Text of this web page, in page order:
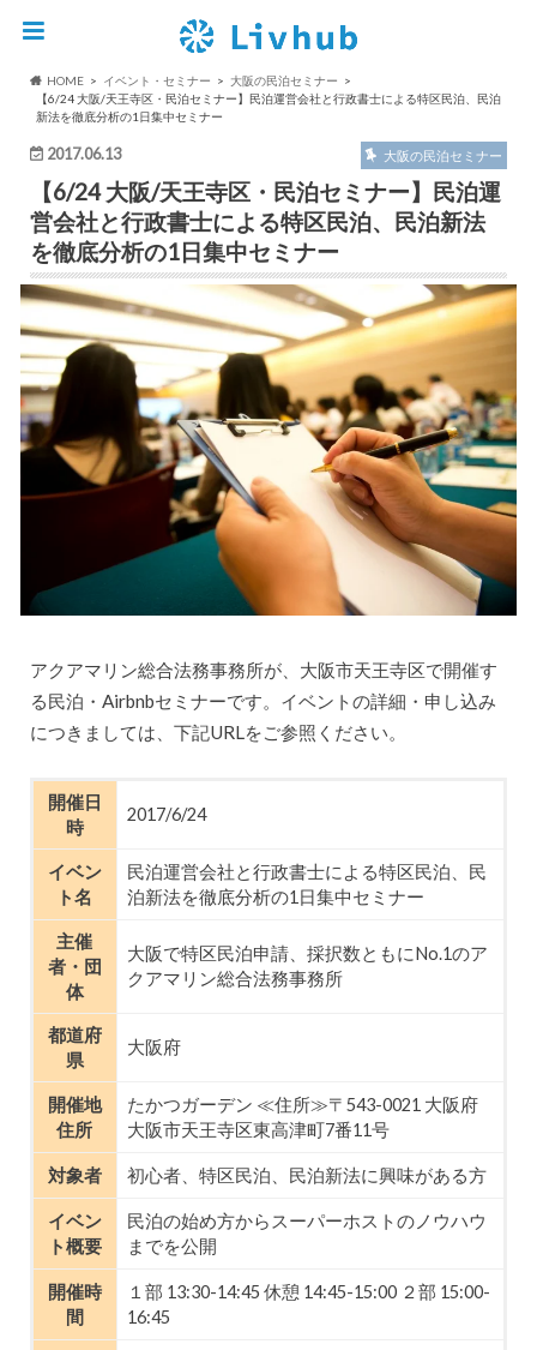
HOME イベント・セミナー
大阪の民泊セミナー
【6/24 大阪/天王寺区・民泊セミナー】民泊運営会社と行政書士による特区民泊、民泊
新法を徹底分析の1日集中セミナー
2017.06.13 大阪の民泊セミナー
【6/24 大阪/天王寺区・民泊セミナー】民泊運
営会社と行政書士による特区民泊、民泊新法
を徹底分析の1日集中セミナー
アクアマリン総合法務事務所が、大阪市天王寺区で開催す
る民泊・Airbnbセミナーです。イベントの詳細・申し込み
につきましては、下記URLをご参照ください。
開催日
時
2017/6/24
イベン
ト名
民泊運営会社と行政書士による特区民泊、民
泊新法を徹底分析の1日集中セミナー
主催
者・団
体
大阪で特区民泊申請、採択数ともにNo.1のア
クアマリン総合法務事務所
都道府
県
大阪府
開催地
住所
たかつガーデン ≪住所≫〒543-0021 大阪府
大阪市天王寺区東高津町7番11号
対象者 初心者、特区民泊、民泊新法に興味がある方
イベン
ト概要
民泊の始め方からスーパーホストのノウハウ
までを公開
開催時
間
１部 13:30-14:45 休憩 14:45-15:00 ２部 15:00-
16:45